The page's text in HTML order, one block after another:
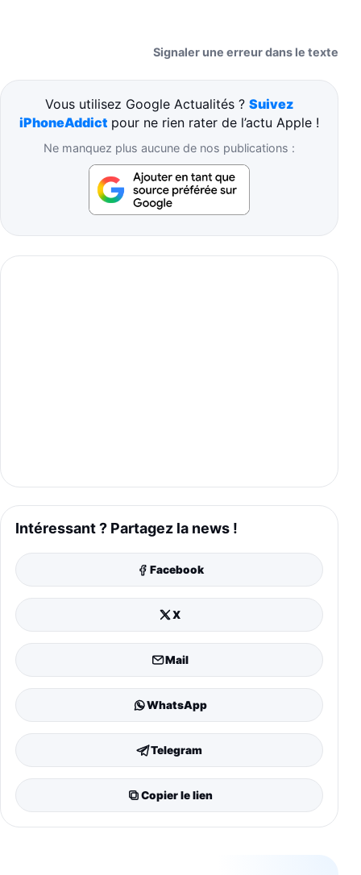
Signaler une erreur dans le texte
Vous utilisez Google Actualités ? Suivez
iPhoneAddict pour ne rien rater de l’actu Apple !
Ne manquez plus aucune de nos publications :
Intéressant ? Partagez la news !
Facebook
X
Mail
WhatsApp
Telegram
Copier le lien